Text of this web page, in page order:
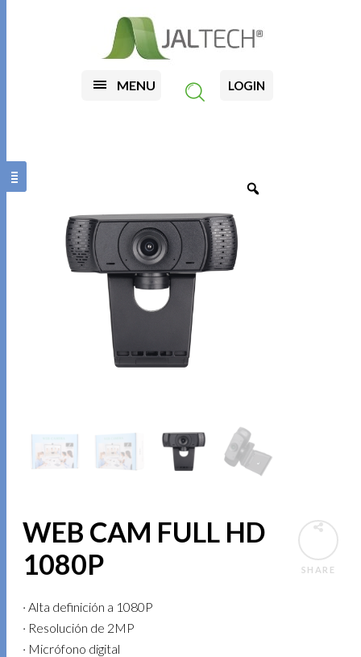
MENU LOGIN
SHARE
WEB CAM FULL HD
1080P
· Alta definición a 1080P
· Resolución de 2MP
· Micrófono digital